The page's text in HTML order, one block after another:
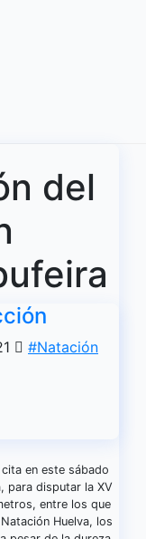
del
#Natación
en este sábado
para disputar la XV
entre los que
Huelva, los